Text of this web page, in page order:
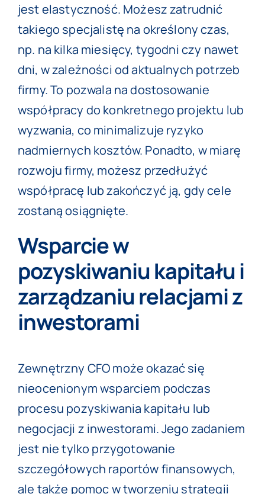
jest elastyczność. Możesz zatrudnić
takiego specjalistę na określony czas,
np. na kilka miesięcy, tygodni czy nawet
dni, w zależności od aktualnych potrzeb
firmy. To pozwala na dostosowanie
współpracy do konkretnego projektu lub
wyzwania, co minimalizuje ryzyko
nadmiernych kosztów. Ponadto, w miarę
rozwoju firmy, możesz przedłużyć
współpracę lub zakończyć ją, gdy cele
zostaną osiągnięte.
Wsparcie w
pozyskiwaniu kapitału i
zarządzaniu relacjami z
inwestorami
Zewnętrzny CFO może okazać się
nieocenionym wsparciem podczas
procesu pozyskiwania kapitału lub
negocjacji z inwestorami. Jego zadaniem
jest nie tylko przygotowanie
szczegółowych raportów finansowych,
ale także pomoc w tworzeniu strategii